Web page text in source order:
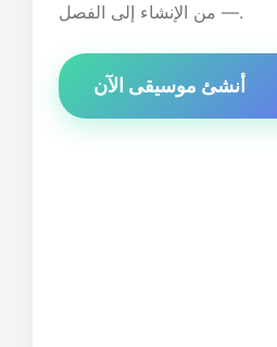
— من الإنشاء إلى الفصل.
أنشئ موسيقى الآن